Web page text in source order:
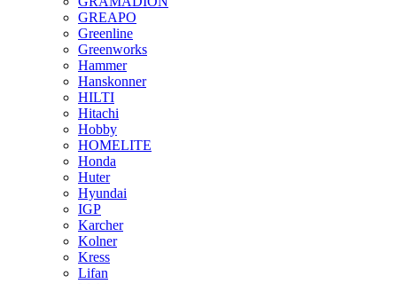
GREAPO
Greenline
Greenworks
Hammer
Hanskonner
HILTI
Hitachi
Hobby
HOMELITE
Honda
Huter
Hyundai
IGP
Karcher
Kolner
Kress
Lifan